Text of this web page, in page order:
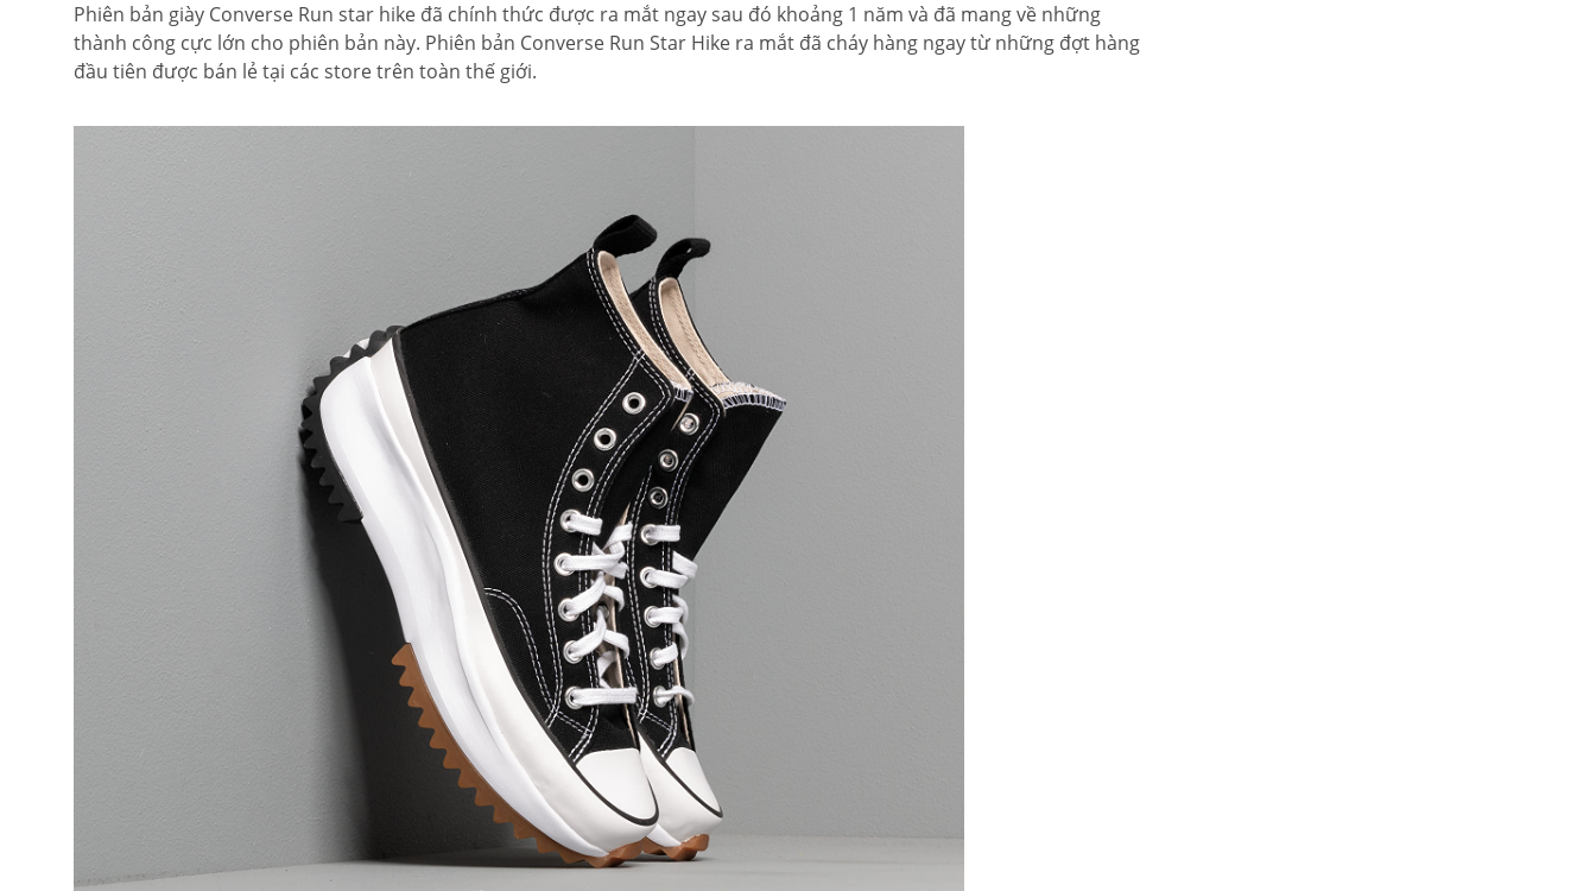
Phiên bản giày Converse Run star hike đã chính thức được ra mắt ngay sau đó khoảng 1 năm và đã mang về những
thành công cực lớn cho phiên bản này. Phiên bản Converse Run Star Hike ra mắt đã cháy hàng ngay từ những đợt hàng
đầu tiên được bán lẻ tại các store trên toàn thế giới.